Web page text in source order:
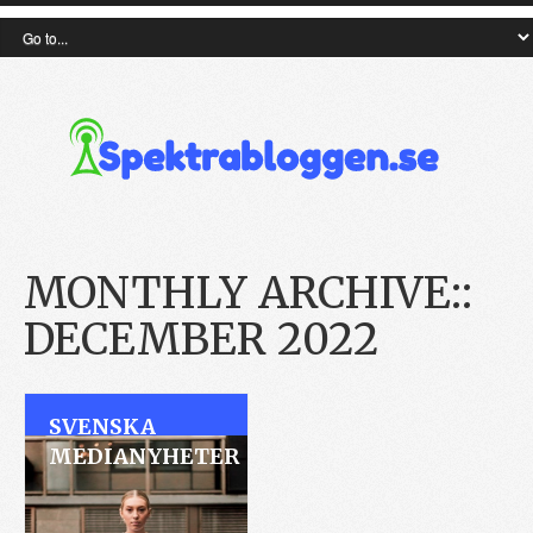
MONTHLY ARCHIVE::
DECEMBER 2022
SVENSKA
MEDIANYHETER